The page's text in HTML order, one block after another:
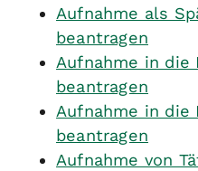
Aufnahme als
beantragen
Aufnahme in die
beantragen
Aufnahme in die
beantragen
Aufnahme von